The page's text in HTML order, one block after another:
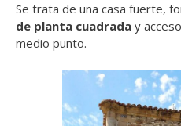
Se trata de una casa fuerte,
de planta cuadrada y
medio punto.